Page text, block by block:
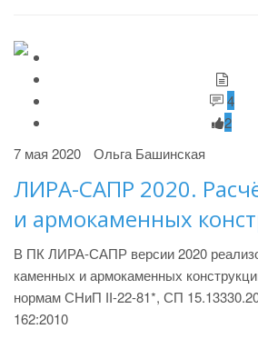
4
2
7 мая 2020
Ольга Башинская
ЛИРА-САПР 2020.
и армокаменных
В ПК ЛИРА-САПР версии 2020
каменных и армокаменных
нормам СНиП ІІ-22-81*, СП
162:2010